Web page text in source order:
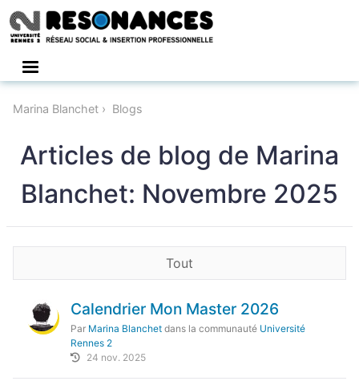
Marina Blanchet Blogs
Articles de blog de Marina
Blanchet: Novembre 2025
Tout
Calendrier Mon Master 2026
Par Marina Blanchet dans la communauté Université
Rennes 2
24 nov. 2025